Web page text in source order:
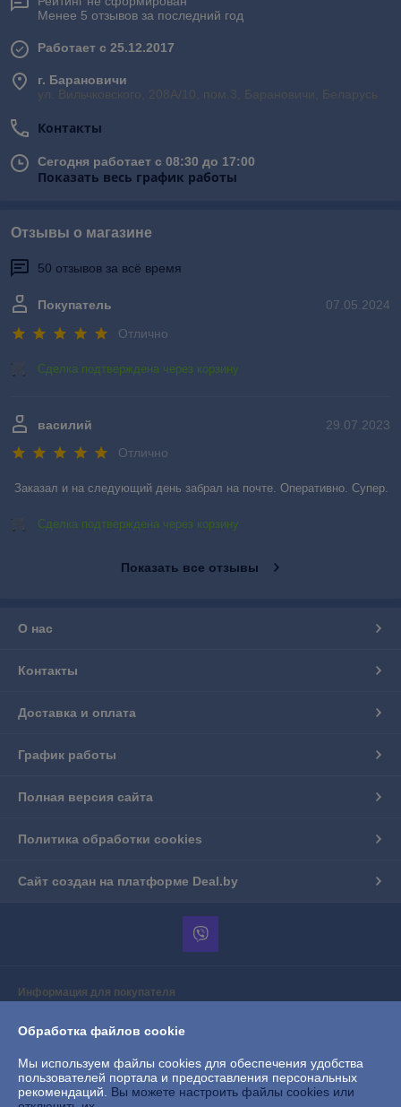
Менее 5 отзывов за последний год
Работает с 25.12.2017
г. Барановичи
ул. Вильчковского, 208А/10, пом.3, Барановичи, Беларусь
Контакты
Сегодня работает с 08:30 до 17:00
Показать весь график работы
Отзывы о магазине
50 отзывов за всё время
07.05.2024
Покупатель
Отлично
Сделка подтверждена через корзину
29.07.2023
василий
Отлично
Заказал и на следующий день забрал на почте. Оперативно. Супер.
Сделка подтверждена через корзину
Показать все отзывы
О нас
Контакты
Доставка и оплата
График работы
Полная версия сайта
Политика обработки cookies
Сайт создан на платформе Deal.by
Информация для покупателя
"АприориТрейд"
Регистрационный номер ЕГР: 291046974
УНП: 291046974
Обработка файлов cookie
Мы используем файлы cookies для обеспечения удобства
пользователей портала и предоставления персональных
рекомендаций. Вы можете настроить файлы cookies или